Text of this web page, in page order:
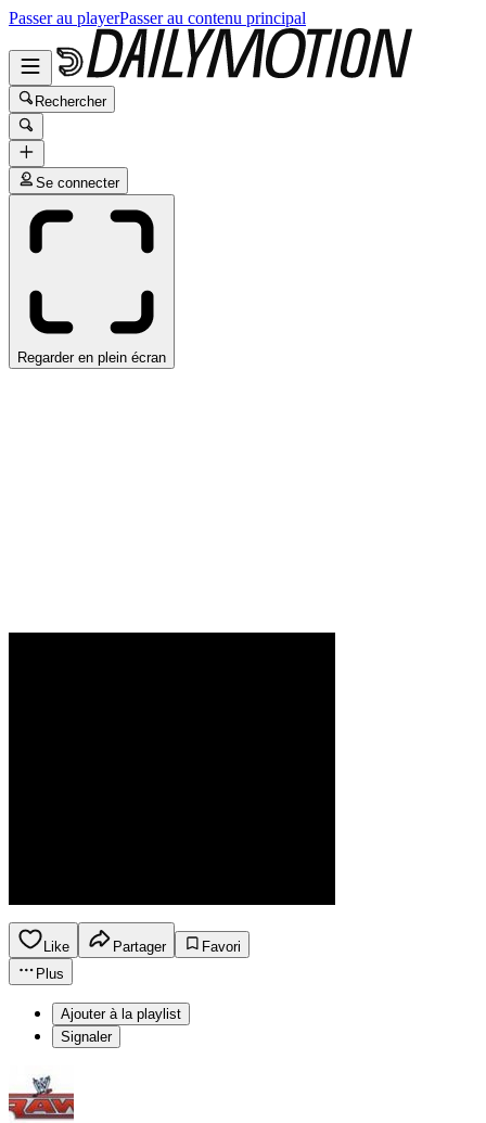
Passer au playerPasser au contenu principal
Rechercher
Se connecter
Regarder en plein écran
Like Partager
Favori
Plus
Ajouter à la playlist
Signaler